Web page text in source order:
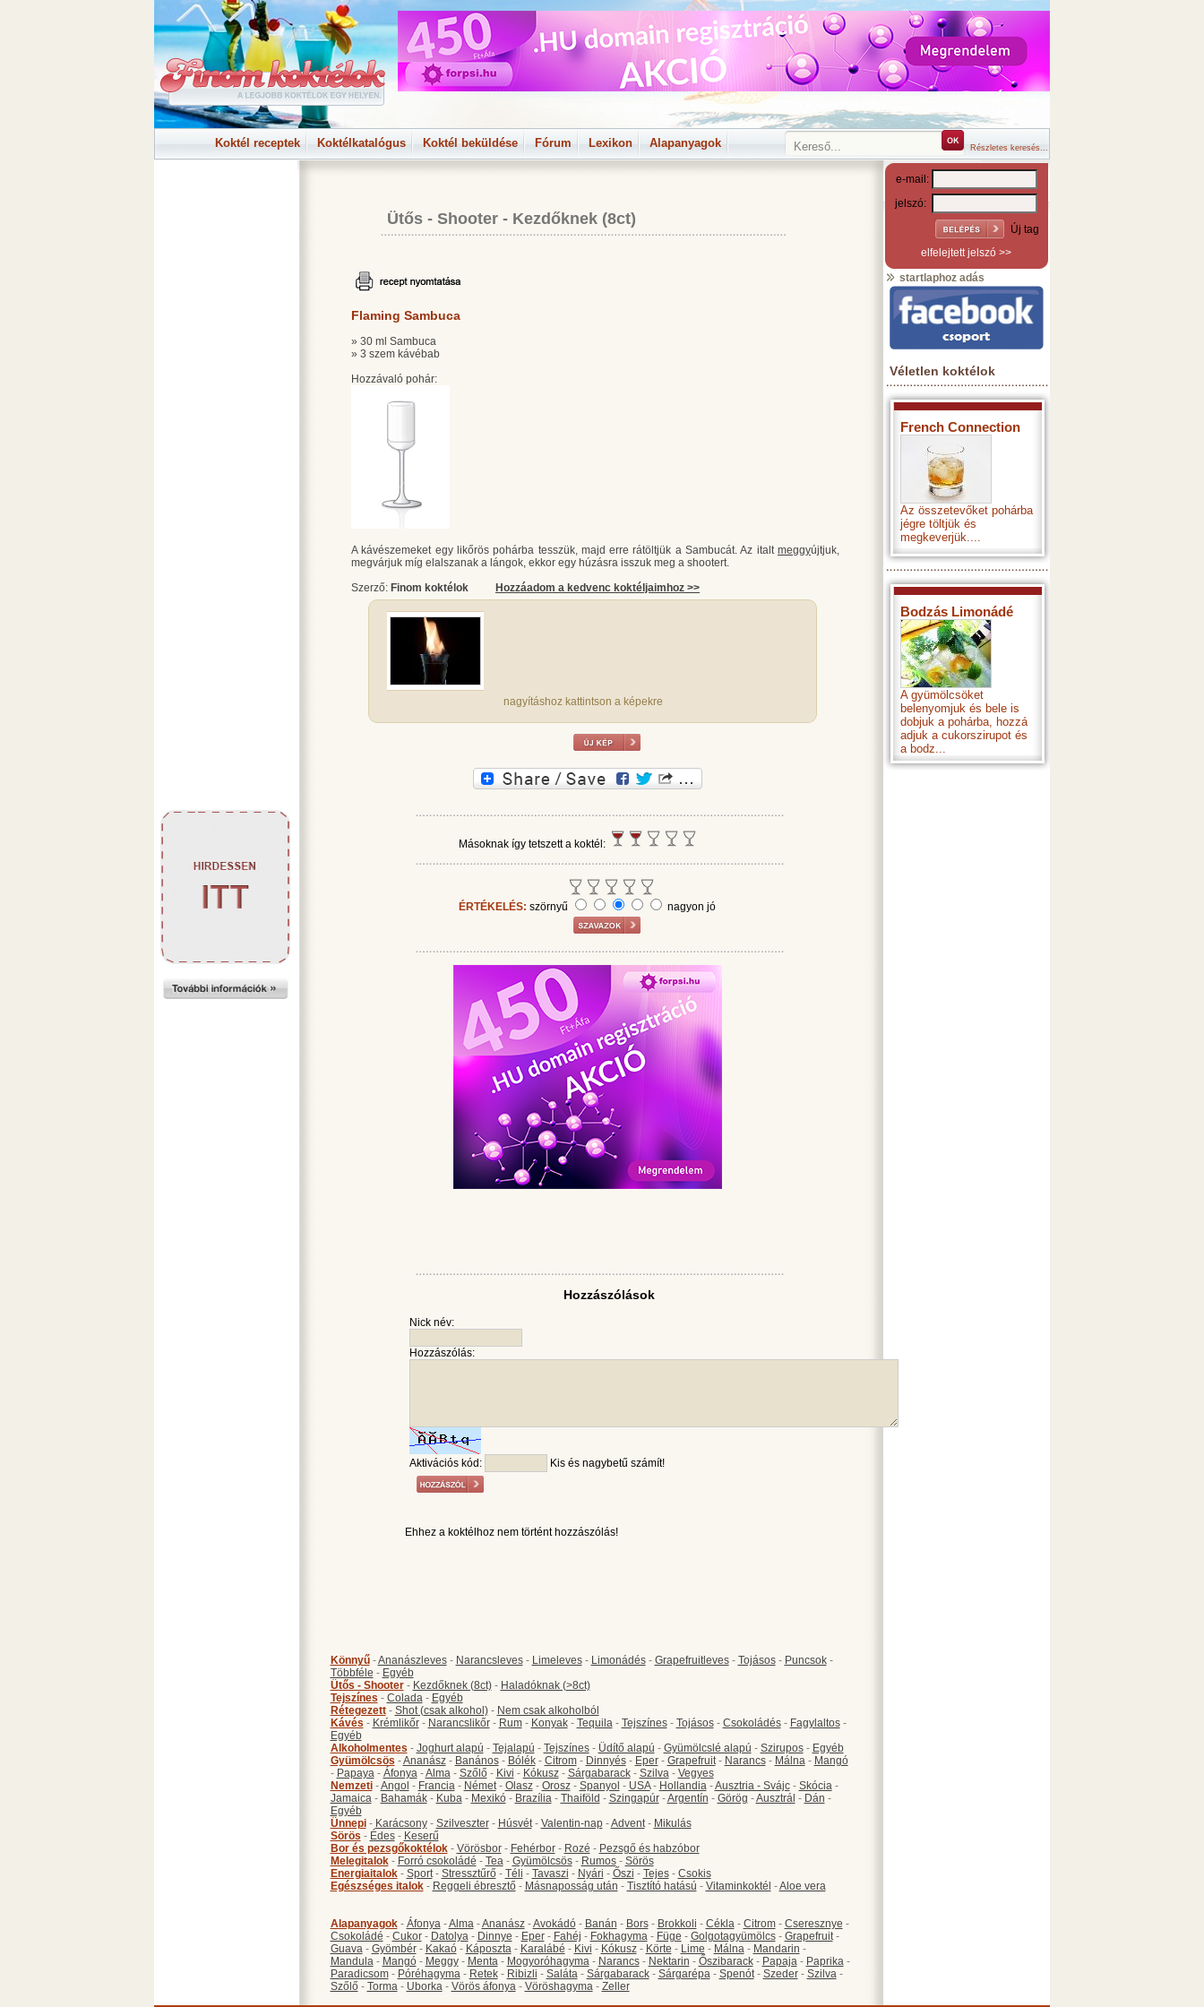
Koktél receptek Koktélkatalógus Koktél beküldése Fórum Lexikon Alapanyagok Részletes keresés...
Ütős - Shooter - Kezdőknek (8ct)
Flaming Sambuca
» 30 ml Sambuca
» 3 szem kávébab
Hozzávaló pohár:
A kávészemeket egy likőrös pohárba tesszük, majd erre rátöltjük a Sambucát. Az italt meggyújtjuk,
megvárjuk míg elalszanak a lángok, ekkor egy húzásra isszuk meg a shootert.
Szerző: Finom koktélok Hozzáadom a kedvenc koktéljaimhoz >>
nagyításhoz kattintson a képekre
Másoknak így tetszett a koktél:
ÉRTÉKELÉS: szörnyű nagyon jó
Hozzászólások
Nick név:
Hozzászólás:
Aktivációs kód: Kis és nagybetű számít!
Ehhez a koktélhoz nem történt hozzászólás!
Könnyű-Ananászleves- Narancsleves- Limeleves- Limonádés- Grapefruitleves- Tojásos- Puncsok-
Többféle - Egyéb
Ütős - Shooter- Kezdőknek (8ct)- Haladóknak (>8ct)
Tejszínes - Colada- Egyéb
Rétegezett- Shot (csak alkohol)- Nem csak alkoholból
Kávés - Krémlikőr- Narancslikőr- Rum- Konyak- Tequila- Tejszínes- Tojásos- Csokoládés- Fagylaltos-
Egyéb
Alkoholmentes - Joghurt alapú - Tejalapú - Tejszínes- Üdítő alapú - Gyümölcslé alapú - Szirupos- Egyéb
Gyümölcsös -Ananász- Banános- Bólék- Citrom- Dinnyés- Eper- Grapefruit- Narancs- Málna- Mangó
- Papaya- Áfonya-Alma- Szőlő- Kivi - Kókusz- Sárgabarack- Szilva- Vegyes
Nemzeti-Angol - Francia- Német- Olasz- Orosz- Spanyol - USA- Hollandia-Ausztria - Svájc- Skócia-
Jamaica- Bahamák- Kuba- Mexikó- Brazília- Thaiföld - Szingapúr-Argentín - Görög -Ausztrál - Dán -
Egyéb
Ünnepi- Karácsony- Szilveszter- Húsvét- Valentin-nap-Advent- Mikulás
Sörös - Édes- Keserű
Bor és pezsgőkoktélok- Vörösbor- Fehérbor- Rozé - Pezsgő és habzóbor
Melegitalok- Forró csokoládé - Tea- Gyümölcsös- Rumos- Sörös
Energiaitalok- Sport- Stressztűrő- Téli - Tavaszi - Nyári - Őszi - Tejes- Csokis
Egészséges italok- Reggeli ébresztő- Másnaposság után - Tisztító hatású - Vitaminkoktél -Aloe vera
Alapanyagok- Áfonya-Alma-Ananász-Avokádó- Banán - Bors- Brokkoli - Cékla- Citrom- Cseresznye -
Csokoládé - Cukor- Datolya- Dinnye - Eper- Fahéj - Fokhagyma- Füge - Golgotagyümölcs- Grapefruit-
Guava- Gyömbér- Kakaó- Káposzta- Karalábé - Kivi - Kókusz- Körte - Lime - Málna- Mandarin -
Mandula- Mangó- Meggy- Menta- Mogyoróhagyma- Narancs- Nektarin - Őszibarack- Papaja- Paprika-
Paradicsom- Póréhagyma- Retek- Ribizli - Saláta- Sárgabarack- Sárgarépa- Spenót- Szeder- Szilva-
Szőlő- Torma- Uborka- Vörös áfonya- Vöröshagyma- Zeller
e-mail:
jelszó:
Új tag
elfelejtett jelszó >>
startlaphoz adás
Véletlen koktélok
French Connection
Az összetevőket pohárba
jégre töltjük és
megkeverjük....
Bodzás Limonádé
A gyümölcsöket
belenyomjuk és bele is
dobjuk a pohárba, hozzá
adjuk a cukorszirupot és
a bodz...